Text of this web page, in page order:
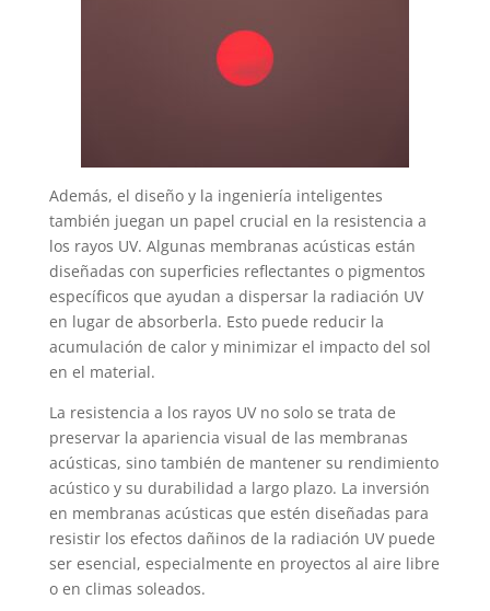
Además, el diseño y la ingeniería inteligentes
también juegan un papel crucial en la resistencia a
los rayos UV. Algunas membranas acústicas están
diseñadas con superficies reflectantes o pigmentos
específicos que ayudan a dispersar la radiación UV
en lugar de absorberla. Esto puede reducir la
acumulación de calor y minimizar el impacto del sol
en el material.
La resistencia a los rayos UV no solo se trata de
preservar la apariencia visual de las membranas
acústicas, sino también de mantener su rendimiento
acústico y su durabilidad a largo plazo. La inversión
en membranas acústicas que estén diseñadas para
resistir los efectos dañinos de la radiación UV puede
ser esencial, especialmente en proyectos al aire libre
o en climas soleados.